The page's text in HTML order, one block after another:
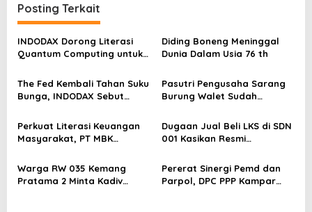
a
s
i
o
s
Posting Terkait
INDODAX Dorong Literasi
Quantum Computing untuk
Blockchain
Diding Boneng Meninggal
Dunia Dalam Usia 76 th
The Fed Kembali Tahan Suku
Bunga, INDODAX Sebut
Sentimen Pasar
Pasutri Pengusaha Sarang
Burung Walet Sudah
Pelapor Desak Polda Jambi
Segera Lakukan Penahanan
Perkuat Literasi Keuangan
Masyarakat, PT MBK
Karpet Masjid di Pakuhaji
Dugaan Jual Beli LKS di SDN
001 Kasikan Resmi
Kampar, Pemred – Pimum
Metroterkini.id Desak Usut
Kasus Ini
Warga RW 035 Kemang
Pratama 2 Minta Kadiv
Pererat Sinergi Pemd dan
Parpol, DPC PPP Kampar